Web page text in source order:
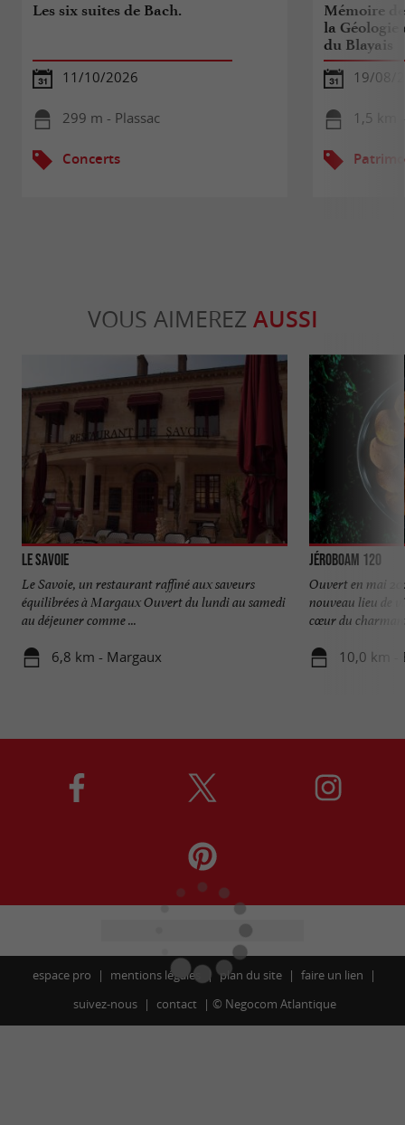
Les six suites de Bach.
11/10/2026
299 m - Plassac
Concerts
Mémoire
la Géologie
du Blayais
19/08/
1,5 km
VOUS AIMEREZ AUSSI
Le Savoie
Le Savoie, un restaurant raffiné aux saveurs
équilibrées à Margaux Ouvert du lundi au samedi
au déjeuner comme ...
6,8 km - Margaux
Jéroboam 120
Ouvert en mai
nouveau lieu de
cœur du
10,0 km -
espace pro mentions légales plan du site
faire un lien
suivez-nous
contact © Negocom Atlantique